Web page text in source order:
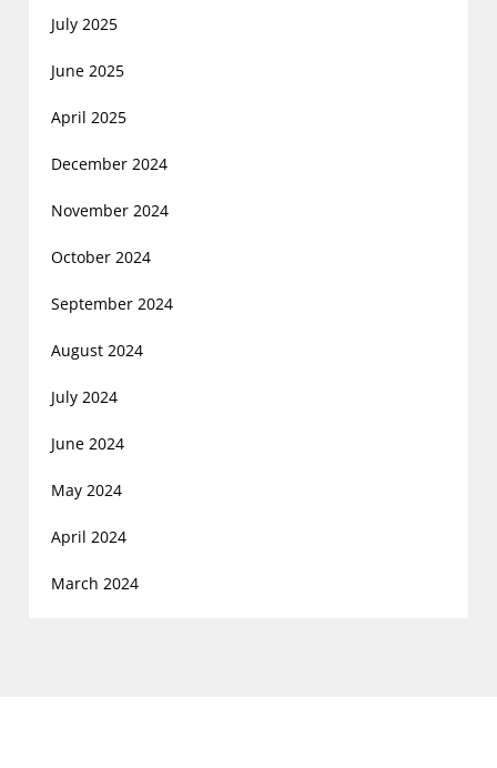
July 2025
June 2025
April 2025
December 2024
November 2024
October 2024
September 2024
August 2024
July 2024
June 2024
May 2024
April 2024
March 2024